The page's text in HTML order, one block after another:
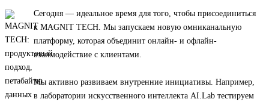
Сегодня — идеальное время для того, чтобы присоединиться
к MAGNIT TECH. Мы запускаем новую омниканальную
платформу, которая объединит онлайн- и офлайн-
взаимодействие с клиентами.
Мы активно развиваем внутренние инициативы. Например,
в лаборатории искусственного интеллекта AI.Lab тестируем